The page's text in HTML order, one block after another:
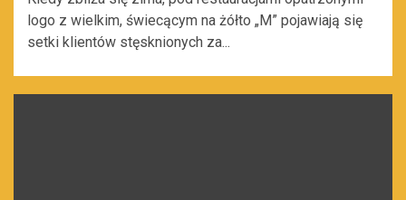
logo z wielkim, świecącym na żółto „M” pojawiają się
setki klientów stęsknionych za...